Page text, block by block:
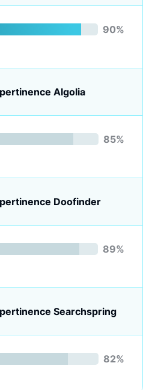
90%
Algolia
85%
Doofinder
89%
Searchspring
82%